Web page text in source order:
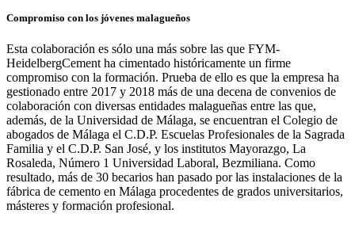
Compromiso con los jóvenes malagueños
Esta colaboración es sólo una más sobre las que FYM-
HeidelbergCement ha cimentado históricamente un firme
compromiso con la formación. Prueba de ello es que la empresa ha
gestionado entre 2017 y 2018 más de una decena de convenios de
colaboración con diversas entidades malagueñas entre las que,
además, de la Universidad de Málaga, se encuentran el Colegio de
abogados de Málaga el C.D.P. Escuelas Profesionales de la Sagrada
Familia y el C.D.P. San José, y los institutos Mayorazgo, La
Rosaleda, Número 1 Universidad Laboral, Bezmiliana. Como
resultado, más de 30 becarios han pasado por las instalaciones de la
fábrica de cemento en Málaga procedentes de grados universitarios,
másteres y formación profesional.